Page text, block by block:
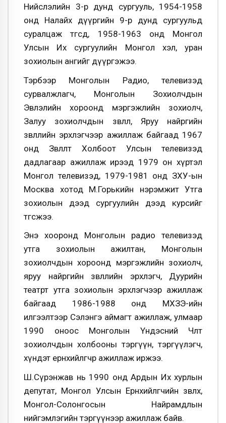
Нийслэлийн 3-р дунд сургууль, 1954-1958
онд Налайх дүүргийн 9-р дунд сургуульд
суралцаж төгсөөд, 1958-1963 онд Монгол
Улсын Их сургуулийн Монгол хэл, уран
зохиолын ангийг дүүргэжээ.
Тэрбээр Монголын Радио, телевизэд
сурвалжлагч, Монголын Зохиолчдын
Эвлэлийн хороонд мэргэжлийн зохиолч,
Залуу зохиолчдын зөвлөл, Яруу найргийн
зөвлөлийн эрхлэгчээр ажиллаж байгаад 1967
онд Зөвлөлт Холбоот Улсын телевизэд
дадлагаар ажиллаж ирээд 1979 он хүртэл
Монгол телевизэд, 1979-1981 онд ЗХУ-ын
Москва хотод М.Горькийн нэрэмжит Утга
зохиолын дээд сургуулийн дээд курсийг
төгсжээ.
Энэ хооронд Монголын радио телевизэд
утга зохиолын ажилтан, Монголын
зохиолчдын хороонд мэргэжлийн зохиолч,
яруу найргийн зөвлөлийн эрхлэгч, Дуурийн
театрт утга зохиолын эрхлэгчээр ажиллаж
байгаад 1986-1988 онд МХЗЭ-ийн
илгээлтээр Сэлэнгэ аймагт ажиллаж, улмаар
1990 оноос Монголын Үндэсний Чөлөөт
зохиолчдын холбооны тэргүүн, тэргүүлэгч,
хүндэт ерөнхийлөгчөөр ажиллаж иржээ.
Ш.Сүрэнжав нь 1990 онд Ардын Их хурлын
депутат, Монгол Улсын Ерөнхийлөгчийн зөвлөх,
Монгол-Солонгосын Найрамдлын
нийгэмлэгийн тэргүүнээр ажиллаж байв.